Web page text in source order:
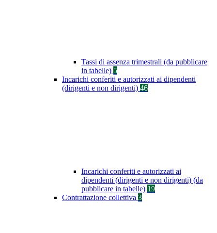
Tassi di assenza trimestrali (da pubblicare
in tabelle) 5
Incarichi conferiti e autorizzati ai dipendenti
(dirigenti e non dirigenti) 46
Incarichi conferiti e autorizzati ai
dipendenti (dirigenti e non dirigenti) (da
pubblicare in tabelle) 19
Contrattazione collettiva 3